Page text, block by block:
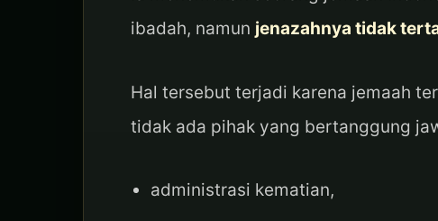
ibadah, namun jenazahnya tidak
Hal tersebut terjadi karena jemaah
tidak ada pihak yang bertanggung
administrasi kematian,